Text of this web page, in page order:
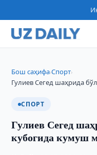
Бош саҳифа›Спорт›
Гулиев Сегед шаҳрида
СПОРТ
Гулиев Сегед
кубогида кумуш